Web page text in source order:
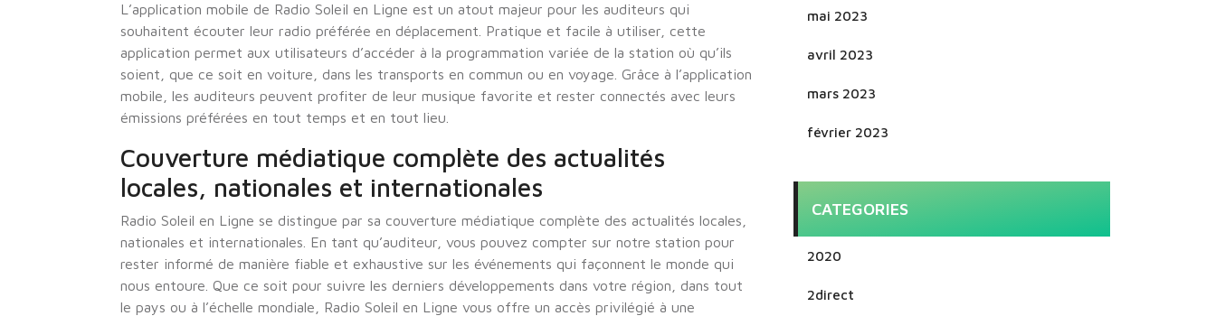
L’application mobile de Radio Soleil en Ligne est un atout majeur pour les auditeurs qui
souhaitent écouter leur radio préférée en déplacement. Pratique et facile à utiliser, cette
application permet aux utilisateurs d’accéder à la programmation variée de la station où qu’ils
soient, que ce soit en voiture, dans les transports en commun ou en voyage. Grâce à l’application
mobile, les auditeurs peuvent profiter de leur musique favorite et rester connectés avec leurs
émissions préférées en tout temps et en tout lieu.
Couverture médiatique complète des actualités
locales, nationales et internationales
Radio Soleil en Ligne se distingue par sa couverture médiatique complète des actualités locales,
nationales et internationales. En tant qu’auditeur, vous pouvez compter sur notre station pour
rester informé de manière fiable et exhaustive sur les événements qui façonnent le monde qui
nous entoure. Que ce soit pour suivre les derniers développements dans votre région, dans tout
le pays ou à l’échelle mondiale, Radio Soleil en Ligne vous offre un accès privilégié à une
mai 2023
avril 2023
mars 2023
février 2023
CATEGORIES
2020
2direct